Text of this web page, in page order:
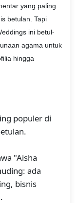
yang paling
betulan. Tapi
ini betul-
agama untuk
hingga
populer di
"Aisha
ada
bisnis